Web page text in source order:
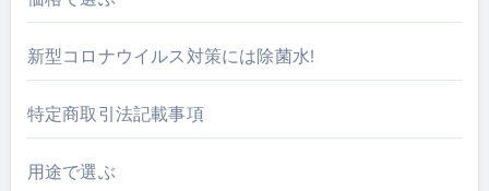
新型コロナウイルス対策には除菌水!
特定商取引法記載事項
用途で選ぶ